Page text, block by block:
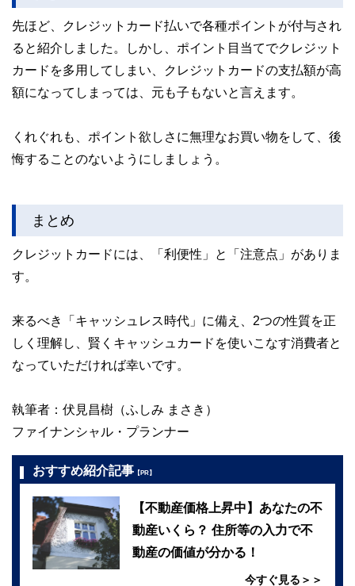
先ほど、クレジットカード払いで各種ポイントが付与され
ると紹介しました。しかし、ポイント目当てでクレジット
カードを多用してしまい、クレジットカードの支払額が高
額になってしまっては、元も子もないと言えます。
くれぐれも、ポイント欲しさに無理なお買い物をして、後
悔することのないようにしましょう。
まとめ
クレジットカードには、「利便性」と「注意点」がありま
す。
来るべき「キャッシュレス時代」に備え、2つの性質を正
しく理解し、賢くキャッシュカードを使いこなす消費者と
なっていただければ幸いです。
執筆者：伏見昌樹（ふしみ まさき）
ファイナンシャル・プランナー
おすすめ紹介記事 【PR】
【不動産価格上昇中】あなたの不
動産いくら？ 住所等の入力で不
動産の価値が分かる！
今すぐ見る＞＞